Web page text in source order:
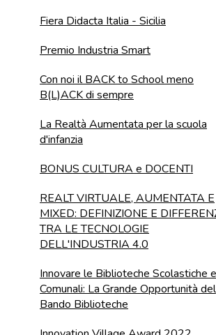
Fiera Didacta Italia - Sicilia
Premio Industria Smart
Con noi il BACK to School meno
B(L)ACK di sempre
La Realtà Aumentata per la scuola
d'infanzia
BONUS CULTURA e DOCENTI
REALT VIRTUALE, AUMENTATA E
MIXED: DEFINIZIONE E
TRA LE TECNOLOGIE
DELL'INDUSTRIA 4.0
Innovare le Biblioteche Scolastiche e
Comunali: La Grande Opportunità del
Bando Biblioteche